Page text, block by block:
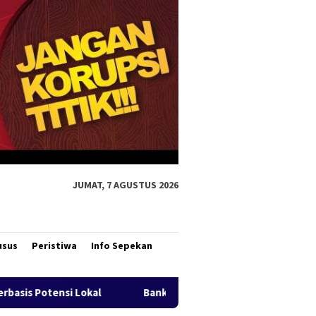
JUMAT, 7 AGUSTUS 2026
Peristiwa Info Sepekan
Bank Mandiri Region XII Hadirkan Livin’ Berbagi Rp1, Perkuat